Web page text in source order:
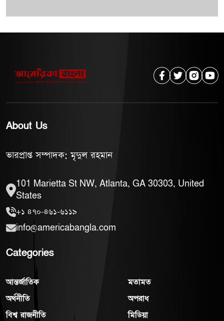
About Us
ভারপ্রাপ্ত সম্পাদক: মৃদুল রহমান
101 Marietta St NW, Atlanta, GA 30303, United
States
+১ ৪৭০-৪৬১-৬১১৯
info@americabangla.com
Categories
আন্তর্জাতিক
অর্থনীতি
বিশ্ব রাজনীতি
মতামত
অপরাধ
মিডিয়া